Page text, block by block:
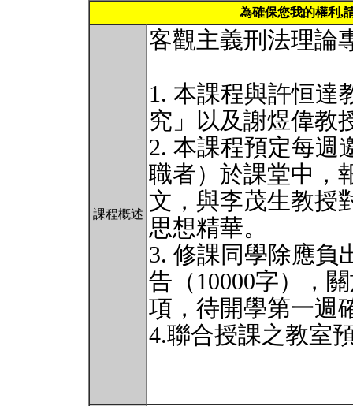
為確保您我的權利,
課程概述
客觀主義刑法理論
1. 本課程與許恒達
究」以及謝煜偉教
2. 本課程預定每週
職者）於課堂中，
文，與李茂生教授
思想精華。
3. 修課同學除應負
告（10000字），
項，待開學第一週
4.聯合授課之教室